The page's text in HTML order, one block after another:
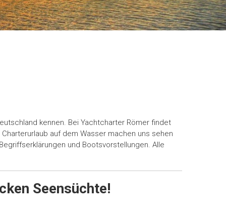
kennen. Bei Yachtcharter Römer findet
auf dem Wasser machen uns sehen
und Bootsvorstellungen. Alle
Seensüchte!